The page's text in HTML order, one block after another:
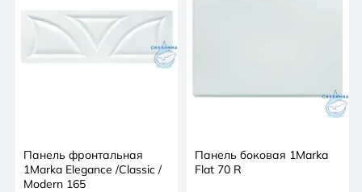
Панель фронтальная
1Marka Elegance /Classic /
Modern 165
Панель боковая 1Marka
Flat 70 R